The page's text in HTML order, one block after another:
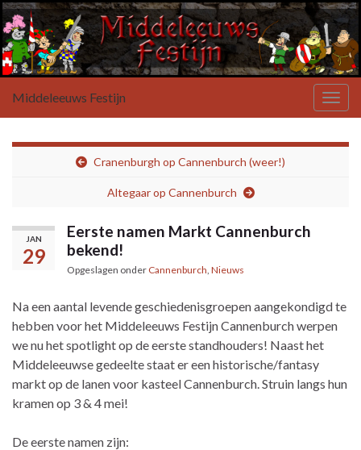
Middeleeuws Festijn
Cranenburgh op Cannenburch (weer!)
Altegaar op Cannenburch
JAN
29
Eerste namen Markt Cannenburch
bekend!
Opgeslagen onder Cannenburch Nieuws
Na een aantal levende geschiedenisgroepen aangekondigd te
hebben voor het Middeleeuws Festijn Cannenburch werpen
we nu het spotlight op de eerste standhouders! Naast het
Middeleeuwse gedeelte staat er een historische/fantasy
markt op de lanen voor kasteel Cannenburch. Struin langs hun
kramen op 3 & 4 mei!
De eerste namen zijn: